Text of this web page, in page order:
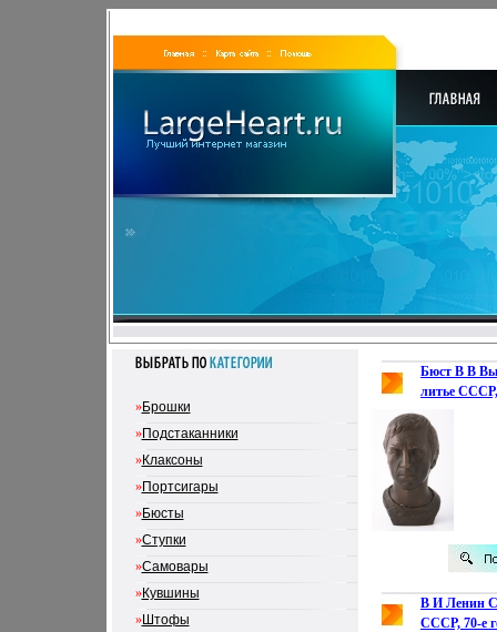
»Брошки
»Подстаканники
»Клаксоны
»Портсигары
»Бюсты
»Ступки
»Самовары
»Кувшины
»Штофы
Бюст В В
литье СССР,
инфо 2568k.
В И Ленин
СССР, 70-е